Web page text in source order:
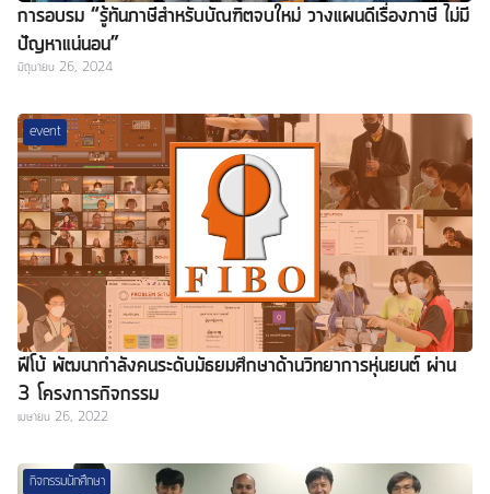
การอบรม “รู้ทันภาษีสำหรับบัณฑิตจบใหม่ วางแผนดีเรื่องภาษี ไม่มี
ปัญหาแน่นอน”
มิถุนายน 26, 2024
event
ฟีโบ้ พัฒนากำลังคนระดับมัธยมศึกษาด้านวิทยาการหุ่นยนต์ ผ่าน
3 โครงการกิจกรรม
เมษายน 26, 2022
กิจกรรมนักศึกษา